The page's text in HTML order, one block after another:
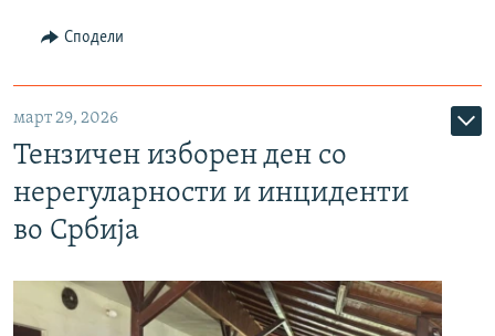
Сподели
март 29, 2026
Тензичен изборен ден со
нерегуларности и инциденти
во Србија